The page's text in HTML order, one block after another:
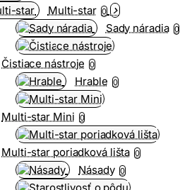
Multi-star 0
Sady náradia 0
Čistiace nástroje 0
Hrable 0
Multi-star Mini 0
Multi-star poriadková lišta 0
Násady 0